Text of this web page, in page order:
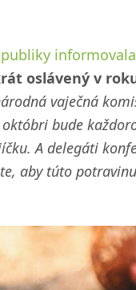
informovala
oslávený v
vaječná
bude
A delegáti
aby túto potravinu